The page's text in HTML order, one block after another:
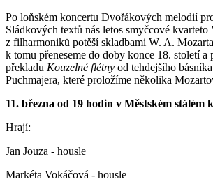
Po loňském koncertu Dvořákových melodií
Sládkových textů nás letos smyčcové kvarteto
z filharmoniků potěší skladbami W. A.
k tomu přeneseme do doby konce 18. století a
překladu Kouzelné flétny od tehdejšího
Puchmajera, které proložíme několika
11. března od 19 hodin v Městském stálém
Hrají:
Jan Jouza - housle
Markéta Vokáčová - housle